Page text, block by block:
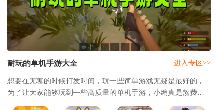
耐玩的单机手游大全
想要在无聊的时候打发时间，玩一些简单游戏无疑是最好的，
为了让大家能够玩到一些高质量的单机手游，小编真是煞费苦
心，于是在全网收集一些热度排名很高的单机手游，现在已经
进入专区>>